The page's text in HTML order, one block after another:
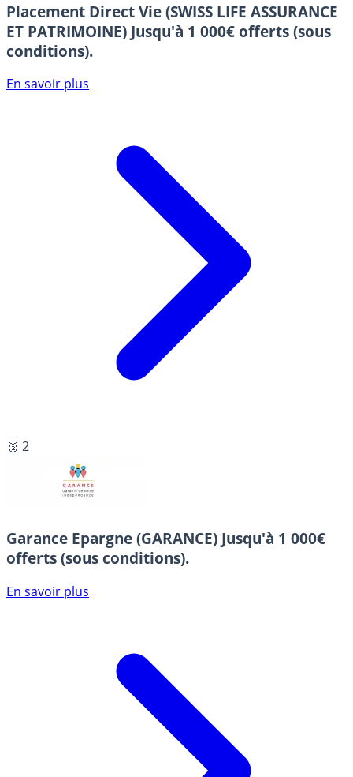
Placement Direct Vie (SWISS LIFE ASSURANCE
ET PATRIMOINE) Jusqu'à 1 000€ offerts (sous
conditions).
En savoir plus
🥈 2
Garance Epargne (GARANCE) Jusqu'à 1 000€
offerts (sous conditions).
En savoir plus